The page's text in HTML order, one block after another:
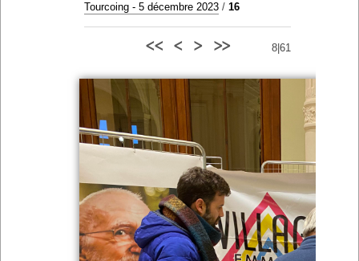
Tourcoing - 5 décembre 2023 / 16
8|61
<< < > >>